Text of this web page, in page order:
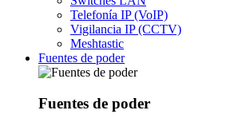
Telefonía IP (VoIP)
Vigilancia IP (CCTV)
Meshtastic
Fuentes de poder
Fuentes de poder